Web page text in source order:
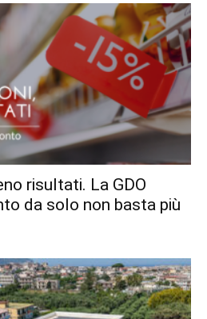
risultati. La GDO
da solo non basta più